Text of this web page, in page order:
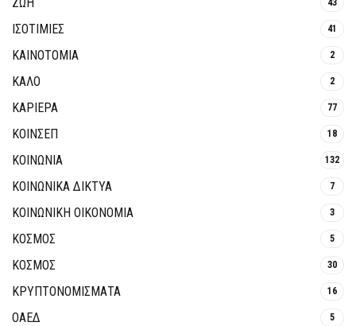
ΙΣΟΤΙΜΙΕΣ 41
ΚΑΙΝΟΤΟΜΊΑ 2
ΚΑΛΟ 2
ΚΑΡΙΕΡΑ 77
ΚΟΙΝΣΕΠ 18
ΚΟΙΝΩΝΙΑ 132
ΚΟΙΝΩΝΙΚΆ ΔΊΚΤΥΑ 7
ΚΟΙΝΩΝΙΚΉ ΟΙΚΟΝΟΜΊΑ 3
ΚΟΣΜΟΣ 5
ΚΟΣΜΟΣ 30
ΚΡΥΠΤΟΝΟΜΊΣΜΑΤΑ 16
ΟΑΕΔ 5